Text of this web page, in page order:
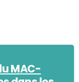
MAC-